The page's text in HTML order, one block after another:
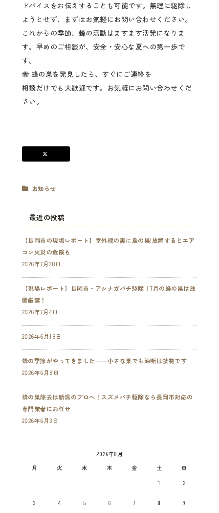
ドバイスをお伝えすることも可能です。無理に駆除し
ようとせず、まずはお気軽にお問い合わせください。
これからの季節、蜂の活動はますます活発になりま
す。早めのご相談が、安全・安心な夏への第一歩で
す。
🐝 蜂の巣を発見したら、すぐにご連絡を
相談だけでも大歓迎です。お気軽にお問い合わせくだ
さい。
お知らせ
最近の投稿
【長岡市の現場レポート】室外機の裏に鳥の巣!放置するとエア
コン火災の危険も
2026年7月28日
【現場レポート】長岡市・アシナガバチ駆除｜7月の蜂の巣は放
置厳禁！
2026年7月4日
2026年6月18日
蜂の季節がやってきました——小さな巣でも油断は禁物です
2026年6月8日
蜂の巣除去は新潟のプロへ！スズメバチ駆除なら長岡市対応の
専門業者にお任せ
2026年6月3日
2026年8月
月
火 水 木 金 土
日
1
2
3 4 5 6 7 8 9